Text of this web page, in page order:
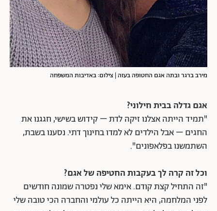
מירב ברגר ובתה אגם החטופה בעזה | צילום: באדיבות המשפחה
אגם גדלה בבית חילוני?
"תמיד הייתה אצלנו זיקה לדת – קידוש בשישי, חגגנו את
החגים – אבל הילדים לא למדו בחינוך דתי. נסענו בשבת,
השתמשנו בפלאפונים".
וכל זה קרה לך בעקבות החטיפה של אגם?
"זה התחיל קצת קודם. אימא שלי נפטרה שמונה חודשים
לפני המלחמה, היא הייתה כל עולמי והחברה הכי טובה שלי